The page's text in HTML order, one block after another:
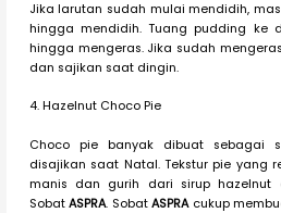
Jika larutan sudah mulai mendidih,
hingga mendidih. Tuang pudding ke
hingga mengeras. Jika sudah
dan sajikan saat dingin.
4. Hazelnut Choco Pie
Choco pie banyak dibuat sebagai
disajikan saat Natal. Tekstur pie yang
manis dan gurih dari sirup hazelnut
SobatASPRA. SobatASPRAcukup